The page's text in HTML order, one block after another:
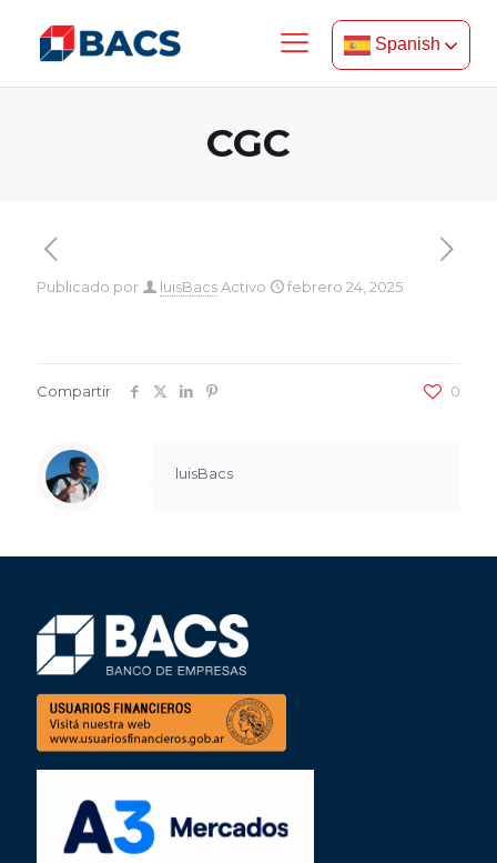
Spanish
CGC
Publicado por luisBacsActivo febrero 24, 2025
Compartir 0
luisBacs